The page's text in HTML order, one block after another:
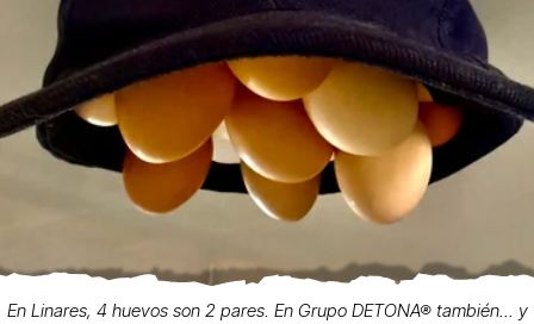
En Linares, 4 huevos son 2 pares. En Grupo DETONA® también... y